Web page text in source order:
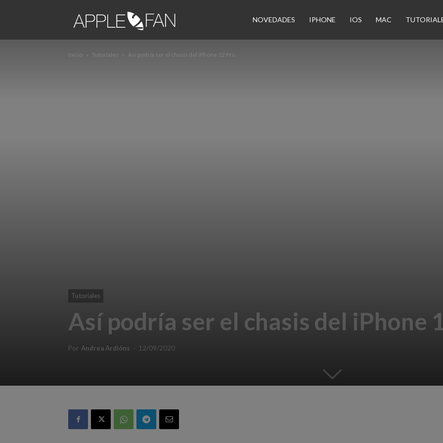
NOVEDADES IPHONE IOS MAC
Inicio Tutoriales Así podría ser el chasis del iPhone 12 Pro
Tutoriales
Así podría ser el chasis del iPhone
Por Andrea Ardións - 12/09/2020